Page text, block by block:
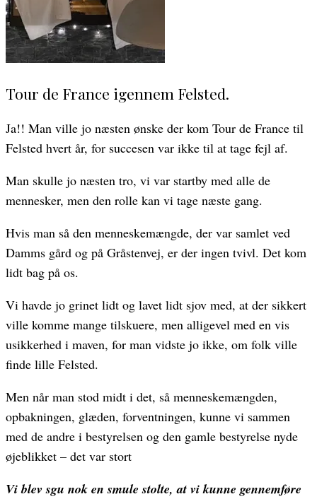
Tour de France igennem Felsted.
Ja!! Man ville jo næsten ønske der kom Tour de France til
Felsted hvert år, for succesen var ikke til at tage fejl af.
Man skulle jo næsten tro, vi var startby med alle de
mennesker, men den rolle kan vi tage næste gang.
Hvis man så den menneskemængde, der var samlet ved
Damms gård og på Gråstenvej, er der ingen tvivl. Det kom
lidt bag på os.
Vi havde jo grinet lidt og lavet lidt sjov med, at der sikkert
ville komme mange tilskuere, men alligevel med en vis
usikkerhed i maven, for man vidste jo ikke, om folk ville
finde lille Felsted.
Men når man stod midt i det, så menneskemængden,
opbakningen, glæden, forventningen, kunne vi sammen
med de andre i bestyrelsen og den gamle bestyrelse nyde
øjeblikket – det var stort
Vi blev sgu nok en smule stolte, at vi kunne gennemføre